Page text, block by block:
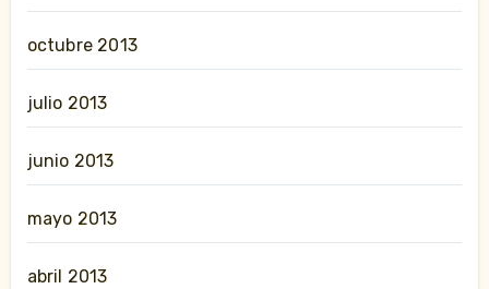
octubre 2013
julio 2013
junio 2013
mayo 2013
abril 2013